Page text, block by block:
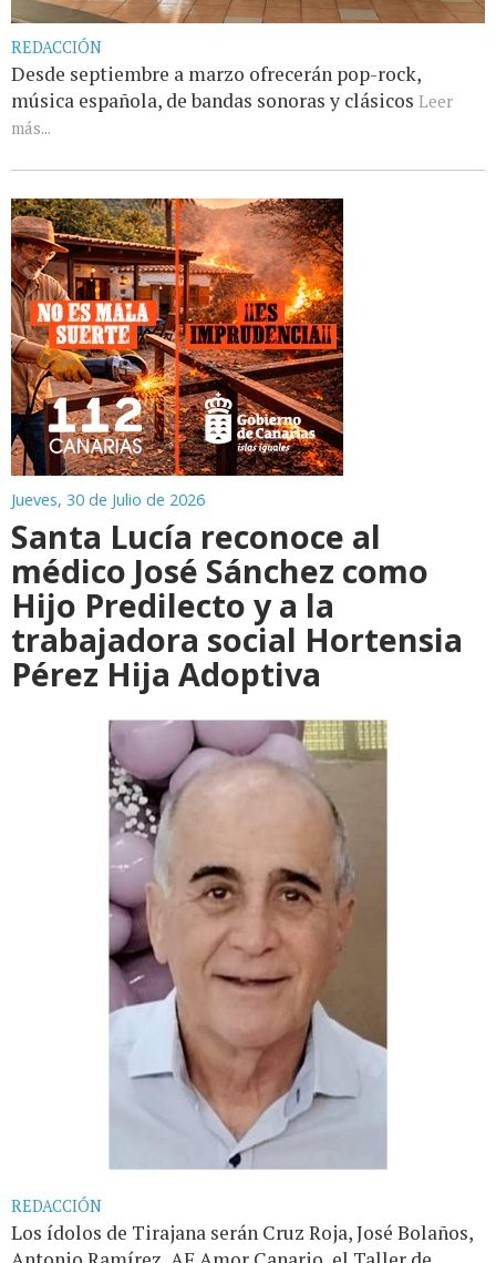
REDACCIÓN
Desde septiembre a marzo ofrecerán pop-rock,
música española, de bandas sonoras y clásicos Leer
más...
Jueves, 30 de Julio de 2026
Santa Lucía reconoce al
médico José Sánchez como
Hijo Predilecto y a la
trabajadora social Hortensia
Pérez Hija Adoptiva
REDACCIÓN
Los ídolos de Tirajana serán Cruz Roja, José Bolaños,